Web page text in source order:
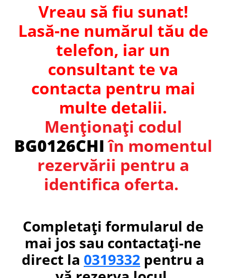
Vreau să fiu sunat!
Lasă-ne numărul tău de
telefon, iar un
consultant te va
contacta pentru mai
multe detalii.
Menționați codul
BG0126CHIîn momentul
rezervării pentru a
identifica oferta.
Completați formularul de
mai jos sau contactați-ne
direct la 0319332 pentru a